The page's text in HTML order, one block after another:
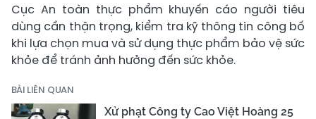
Cục An toàn thực phẩm khuyến cáo người tiêu
dùng cần thận trọng, kiểm tra kỹ thông tin công bố
khi lựa chọn mua và sử dụng thực phẩm bảo vệ sức
khỏe để tránh ảnh hưởng đến sức khỏe.
BÀI LIÊN QUAN
Xử phạt Công ty Cao Việt Hoàng 25